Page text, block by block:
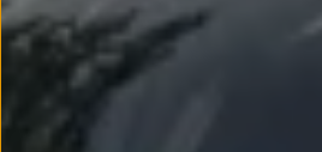
Tiguan
Touran
Asistencia en carretera